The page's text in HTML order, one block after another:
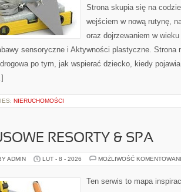
Strona skupia się na
wejściem w nową rutynę,
oraz dojrzewaniem w
sensoryczne i Aktywności plastyczne. Strona
po tym, jak wspierać dziecko, kiedy
NIERUCHOMOŚCI
RESORTY & SPA
ADMIN LUT - 8 - 2026 MOŻLIWOŚĆ
Ten serwis to mapa